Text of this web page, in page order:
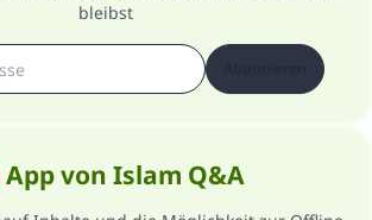
bleibst
App von Islam Q&A